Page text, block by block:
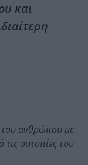
και
του ανθρώπου με
τις ουτοπίες του